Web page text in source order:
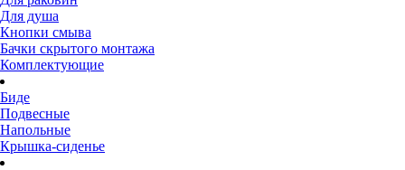
Для душа
Кнопки смыва
Бачки скрытого монтажа
Комплектующие
Биде
Подвесные
Напольные
Крышка-сиденье